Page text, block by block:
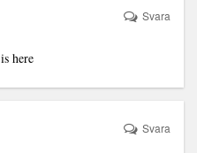
is here
Svara
Svara